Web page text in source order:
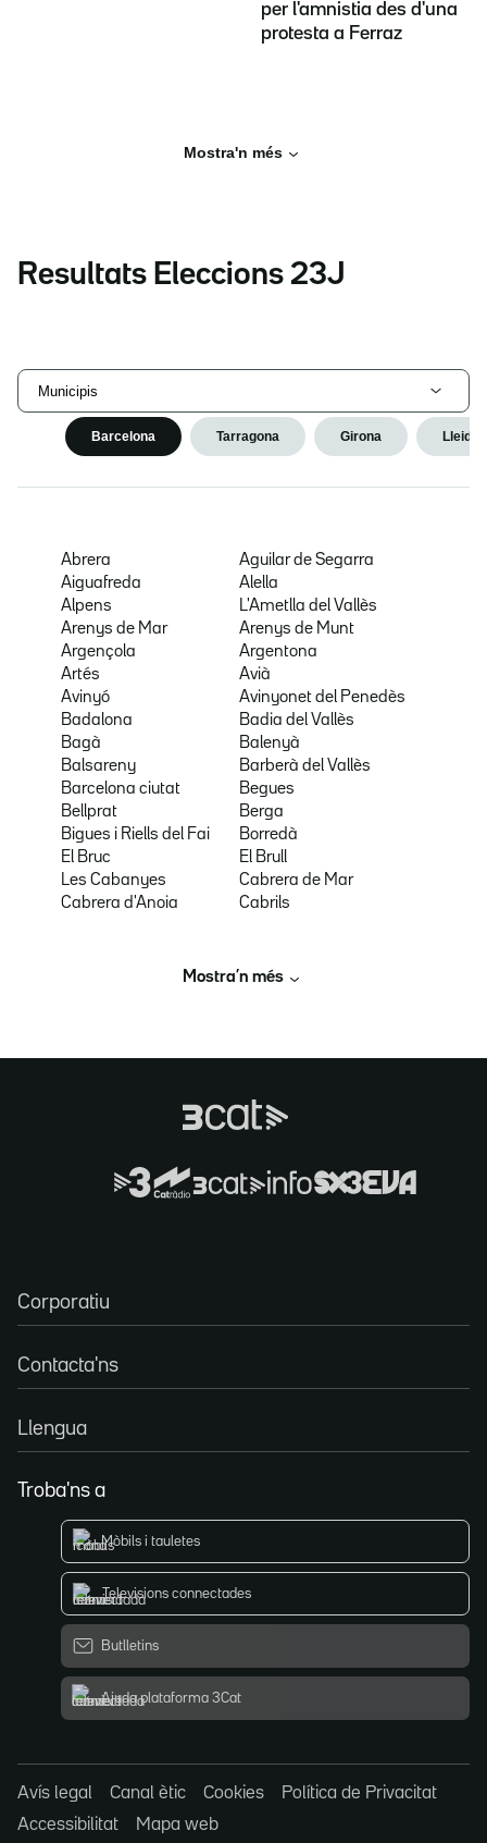
per l'amnistia des d'una
protesta a Ferraz
Mostra'n més
Resultats Eleccions 23J
Municipis
Barcelona Tarragona Girona Lleida
Abrera
Aguilar de Segarra
Aiguafreda
Alella
Alpens
L'Ametlla del Vallès
Arenys de Mar
Arenys de Munt
Argençola
Argentona
Artés
Avià
Avinyó
Avinyonet del Penedès
Badalona
Badia del Vallès
Bagà
Balenyà
Balsareny
Barberà del Vallès
Barcelona ciutat
Begues
Bellprat
Berga
Bigues i Riells del Fai
Borredà
El Bruc
El Brull
Les Cabanyes
Cabrera de Mar
Cabrera d'Anoia
Cabrils
Mostra’n més
Corporatiu
Contacta'ns
Llengua
Troba'ns a
Mòbils i tauletes
Televisions connectades
Butlletins
Ajuda plataforma 3Cat
Avís legal Canal ètic Cookies
Política de Privacitat
Accessibilitat
Mapa web